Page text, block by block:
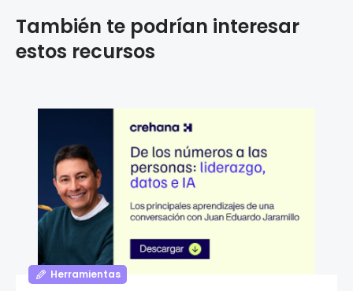
También te podrían interesar
estos recursos
Herramientas